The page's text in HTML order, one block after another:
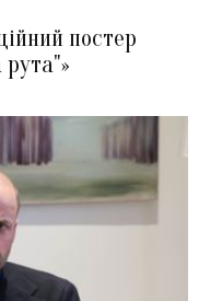
постер